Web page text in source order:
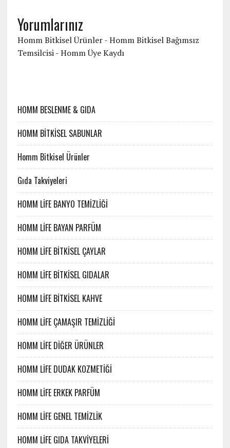
Yorumlarınız
Homm Bitkisel Ürünler - Homm Bitkisel Bağımsız
Temsilcisi-Homm Üye Kaydı
HOMM BESLENME & GIDA
HOMM BİTKİSEL SABUNLAR
Homm Bitkisel Ürünler
Gıda Takviyeleri
HOMM LİFE BANYO TEMİZLİĞİ
HOMM LİFE BAYAN PARFÜM
HOMM LİFE BİTKİSEL ÇAYLAR
HOMM LİFE BİTKİSEL GIDALAR
HOMM LİFE BİTKİSEL KAHVE
HOMM LİFE ÇAMAŞIR TEMİZLİĞİ
HOMM LİFE DİĞER ÜRÜNLER
HOMM LİFE DUDAK KOZMETİĞİ
HOMM LİFE ERKEK PARFÜM
HOMM LİFE GENEL TEMİZLİK
HOMM LİFE GIDA TAKVİYELERİ